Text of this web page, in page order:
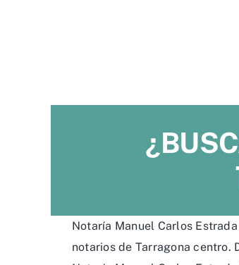
Notaría Manuel Carlos
notarios de Tarragona centro.